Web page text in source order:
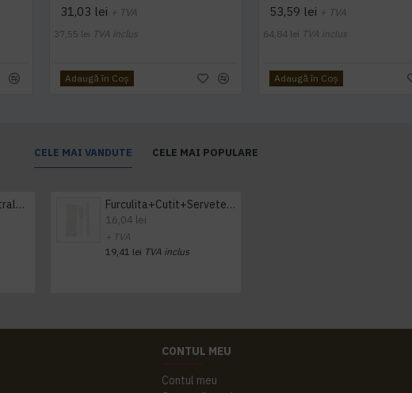
31,03 lei + TVA
37,55 lei TVA inclus
Adaugă în Coş
53,59 lei + TVA
64,84 lei TVA inclus
Adaugă în Coş
CELE MAI VANDUTE CELE MAI POPULARE
Prosop derulare centrala 1 pliu, 300 m Tork Furculita+Cutit+Servetel 100buc/set
16,04 lei
+ TVA
19,41 lei TVA inclus
CONTUL MEU
Contul meu